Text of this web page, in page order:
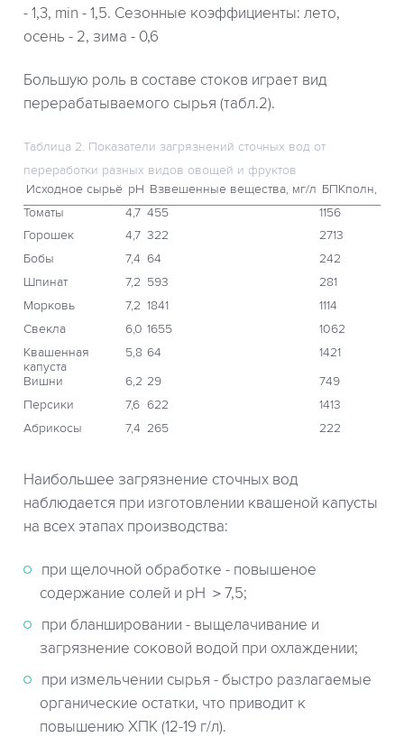
- 1,3, min - 1,5. Сезонные коэффициенты: лето,
осень - 2, зима - 0,6
Большую роль в составе стоков играет вид
перерабатываемого сырья (табл.2).
Таблица 2. Показатели загрязнений сточных вод от
переработки разных видов овощей и фруктов
Исходное сырьё рН Взвешенные вещества, мг/л БПКполн, мг/л
Томаты
4,7 455
1156
Горошек
4,7 322
2713
Бобы
7,4 64
242
Шпинат
7,2 593
281
Морковь
7,2 1841
1114
Свекла
6,0 1655
1062
Квашенная
капуста
5,8 64
1421
Вишни
6,2 29
749
Персики
7,6 622
1413
Абрикосы
7,4 265 222
Наибольшее загрязнение сточных вод
наблюдается при изготовлении квашеной капусты
на всех этапах производства:
при щелочной обработке - повышеное
содержание солей и рН ＞7,5;
при бланшировании - выщелачивание и
загрязнение соковой водой при охлаждении;
при измельчении сырья - быстро разлагаемые
органические остатки, что приводит к
повышению ХПК (12-19 г/л).